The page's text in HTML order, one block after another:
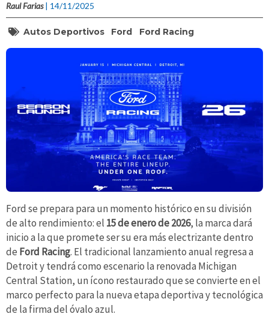
Raul Farias | 14/11/2025
Autos Deportivos Ford Ford Racing
Ford se prepara para un momento histórico en su división
de alto rendimiento: el 15 de enero de 2026, la marca dará
inicio a la que promete ser su era más electrizante dentro
de Ford Racing. El tradicional lanzamiento anual regresa a
Detroit y tendrá como escenario la renovada Michigan
Central Station, un ícono restaurado que se convierte en el
marco perfecto para la nueva etapa deportiva y tecnológica
de la firma del óvalo azul.